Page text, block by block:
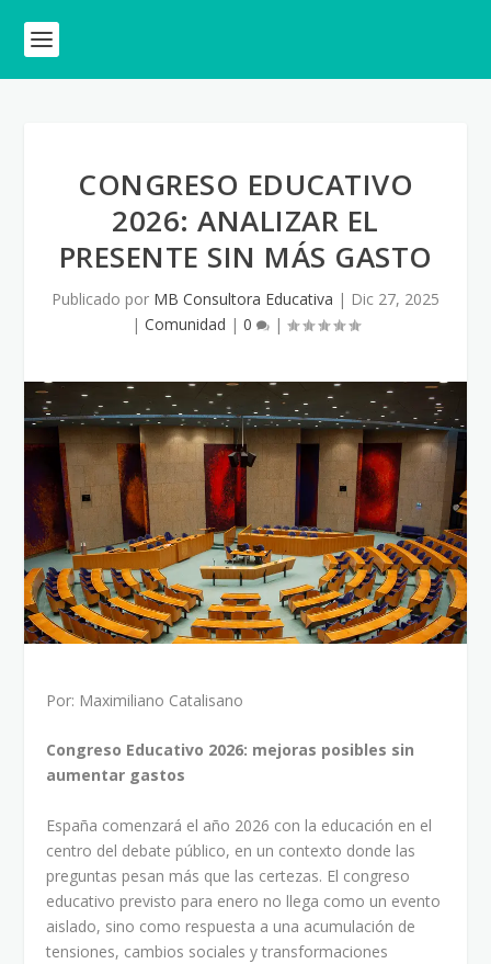
CONGRESO EDUCATIVO
2026: ANALIZAR EL
PRESENTE SIN MÁS GASTO
Publicado por MB Consultora Educativa | Dic 27, 2025
| Comunidad | 0 |
Por: Maximiliano Catalisano
Congreso Educativo 2026: mejoras posibles sin
aumentar gastos
España comenzará el año 2026 con la educación en el
centro del debate público, en un contexto donde las
preguntas pesan más que las certezas. El congreso
educativo previsto para enero no llega como un evento
aislado, sino como respuesta a una acumulación de
tensiones, cambios sociales y transformaciones